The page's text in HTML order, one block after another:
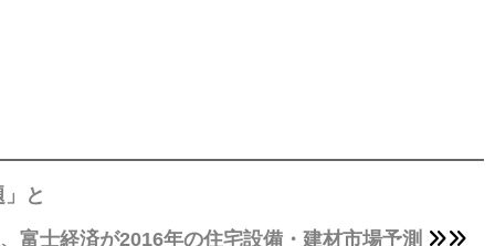
と
富士経済が2016年の住宅設備・建材市場予測